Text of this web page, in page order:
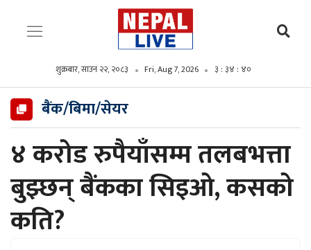
शुक्रबार, साउन २२, २०८३ Fri, Aug 7, 2026 ३ : ३४ : ४२
बैंक/बिमा/सेयर
४ करोड रुपैयाँसम्म तलबभत्ता
बुझ्छन् बैंकका सिइओ, कसको
कति?